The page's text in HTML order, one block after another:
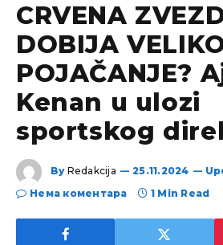
CRVENA
DOBIJA
POJAČANJE?
Kenan u ulozi
sportskog
By Redakcija 25.11.2024
Нема коментара
1 Min Read